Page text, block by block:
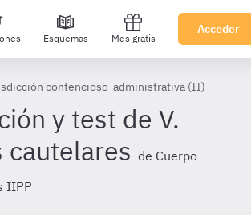
Esquemas Mes gratis
Acceder
contencioso-administrativa (II)
y test de V.
cautelares de Cuerpo
IIPP